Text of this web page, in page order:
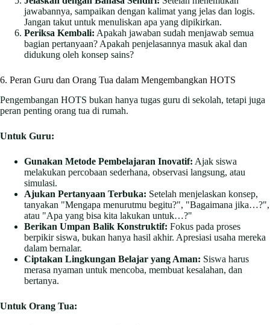
jawabannya, sampaikan dengan kalimat yang jelas dan logis.
Jangan takut untuk menuliskan apa yang dipikirkan.
Periksa Kembali: Apakah jawaban sudah menjawab semua
bagian pertanyaan? Apakah penjelasannya masuk akal dan
didukung oleh konsep sains?
6. Peran Guru dan Orang Tua dalam Mengembangkan HOTS
Pengembangan HOTS bukan hanya tugas guru di sekolah, tetapi juga
peran penting orang tua di rumah.
Untuk Guru:
Gunakan Metode Pembelajaran Inovatif: Ajak siswa
melakukan percobaan sederhana, observasi langsung, atau
simulasi.
Ajukan Pertanyaan Terbuka: Setelah menjelaskan konsep,
tanyakan "Mengapa menurutmu begitu?", "Bagaimana jika…?",
atau "Apa yang bisa kita lakukan untuk…?"
Berikan Umpan Balik Konstruktif: Fokus pada proses
berpikir siswa, bukan hanya hasil akhir. Apresiasi usaha mereka
dalam bernalar.
Ciptakan Lingkungan Belajar yang Aman: Siswa harus
merasa nyaman untuk mencoba, membuat kesalahan, dan
bertanya.
Untuk Orang Tua: